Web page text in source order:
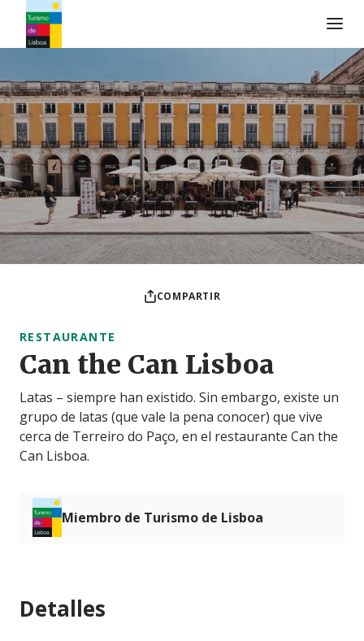
COMPARTIR
RESTAURANTE
Can the Can Lisboa
Latas – siempre han existido. Sin embargo, existe un
grupo de latas (que vale la pena conocer) que vive
cerca de Terreiro do Paço, en el restaurante Can the
Can Lisboa.
Miembro de Turismo de Lisboa
Detalles